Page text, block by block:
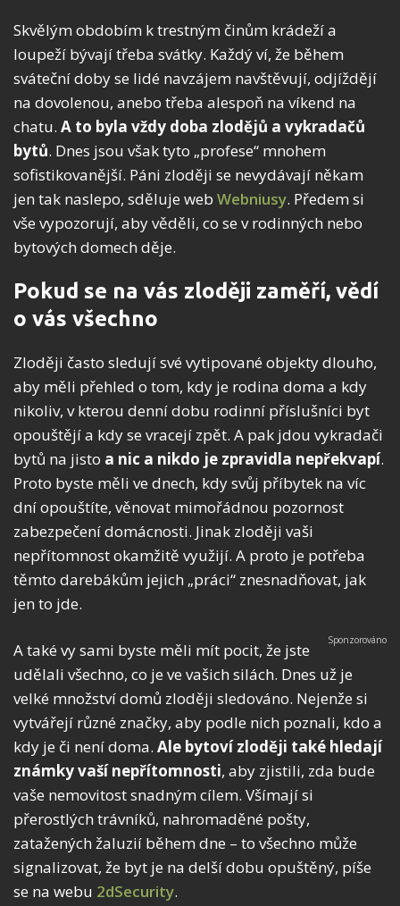
Skvělým obdobím k trestným činům krádeží a
loupeží bývají třeba svátky. Každý ví, že během
sváteční doby se lidé navzájem navštěvují, odjíždějí
na dovolenou, anebo třeba alespoň na víkend na
chatu. A to byla vždy doba zlodějů a vykradačů
bytů. Dnes jsou však tyto „profese“ mnohem
sofistikovanější. Páni zloději se nevydávají někam
jen tak naslepo, sděluje web Webniusy. Předem si
vše vypozorují, aby věděli, co se v rodinných nebo
bytových domech děje.
Pokud se na vás zloději zaměří, vědí
o vás všechno
Zloději často sledují své vytipované objekty dlouho,
aby měli přehled o tom, kdy je rodina doma a kdy
nikoliv, v kterou denní dobu rodinní příslušníci byt
opouštějí a kdy se vracejí zpět. A pak jdou vykradači
bytů na jisto a nic a nikdo je zpravidla nepřekvapí.
Proto byste měli ve dnech, kdy svůj příbytek na víc
dní opouštíte, věnovat mimořádnou pozornost
zabezpečení domácnosti. Jinak zloději vaši
nepřítomnost okamžitě využijí. A proto je potřeba
těmto darebákům jejich „práci“ znesnadňovat, jak
jen to jde.
A také vy sami byste měli mít pocit, že jste
udělali všechno, co je ve vašich silách. Dnes už je
velké množství domů zloději sledováno. Nejenže si
vytvářejí různé značky, aby podle nich poznali, kdo a
kdy je či není doma. Ale bytoví zloději také hledají
známky vaší nepřítomnosti, aby zjistili, zda bude
vaše nemovitost snadným cílem. Všímají si
přerostlých trávníků, nahromaděné pošty,
zatažených žaluzií během dne – to všechno může
signalizovat, že byt je na delší dobu opuštěný, píše
se na webu 2dSecurity.